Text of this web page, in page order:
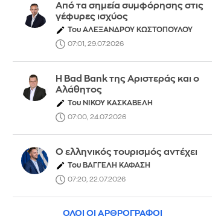
Από τα σημεία συμφόρησης στις
γέφυρες ισχύος
Του ΑΛΕΞΑΝΔΡΟΥ ΚΩΣΤΟΠΟΥΛΟΥ
07:01, 29.07.2026
Η Bad Bank της Αριστεράς και ο
Αλάθητος
Του ΝΙΚΟΥ ΚΑΣΚΑΒΕΛΗ
07:00, 24.07.2026
Ο ελληνικός τουρισμός αντέχει
Του ΒΑΓΓΕΛΗ ΚΑΦΑΣΗ
07:20, 22.07.2026
ΟΛΟΙ ΟΙ ΑΡΘΡΟΓΡΑΦΟΙ